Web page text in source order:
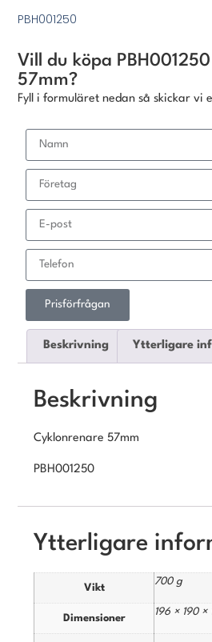
PBH001250
Vill du köpa
57mm?
Fyll i formuläret nedan så skickar vi
Prisförfrågan
Beskrivning Ytterligare
Beskrivning
Cyklonrenare 57mm
PBH001250
Ytterligare
Vikt
700 g
Dimensioner
196 × 190 ×